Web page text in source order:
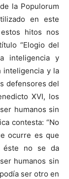
la Populorum
en este
hitos nos
“Elogio del
inteligencia y
inteligencia y la
defensores del
XVI, los
humanos sin
contesta: “No
ocurre es que
éste no se da
humanos sin
ser otro en